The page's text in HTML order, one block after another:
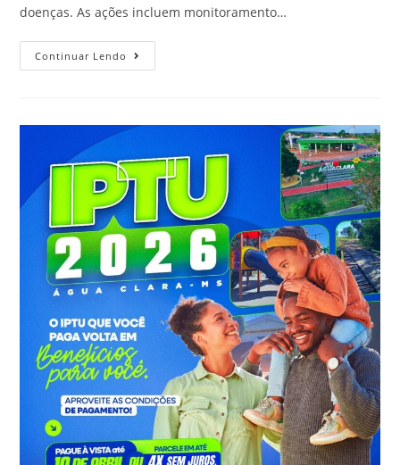
doenças. As ações incluem monitoramento…
Continuar Lendo